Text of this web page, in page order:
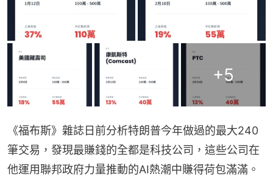
+5
《福布斯》雜誌日前分析特朗普今年做過的最大240
筆交易，發現最賺錢的全都是科技公司，這些公司在
他運用聯邦政府力量推動的AI熱潮中賺得荷包滿滿。